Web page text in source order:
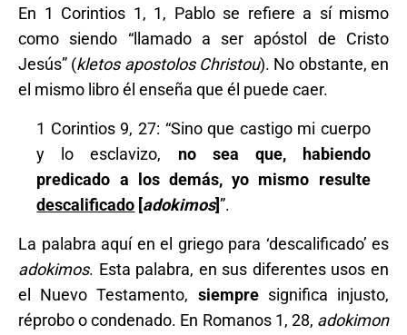
En 1 Corintios 1, 1, Pablo se refiere a sí mismo
como siendo “llamado a ser apóstol de Cristo
Jesús” (kletos apostolos Christou). No obstante, en
el mismo libro él enseña que él puede caer.
1 Corintios 9, 27: “Sino que castigo mi cuerpo
y lo esclavizo, no sea que, habiendo
predicado a los demás, yo mismo resulte
descalificado [adokimos]”.
La palabra aquí en el griego para ‘descalificado’ es
adokimos. Esta palabra, en sus diferentes usos en
el Nuevo Testamento, siempresignifica injusto,
réprobo o condenado. En Romanos 1, 28, adokimon